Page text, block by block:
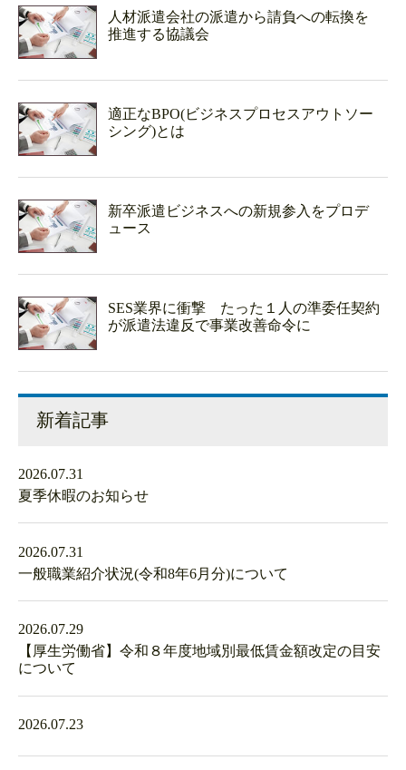
人材派遣会社の派遣から請負への転換を
推進する協議会
適正なBPO(ビジネスプロセスアウトソー
シング)とは
新卒派遣ビジネスへの新規参入をプロデ
ュース
SES業界に衝撃 たった１人の準委任契約
が派遣法違反で事業改善命令に
新着記事
2026.07.31
夏季休暇のお知らせ
2026.07.31
一般職業紹介状況(令和8年6月分)について
2026.07.29
【厚生労働省】令和８年度地域別最低賃金額改定の目安
について
2026.07.23